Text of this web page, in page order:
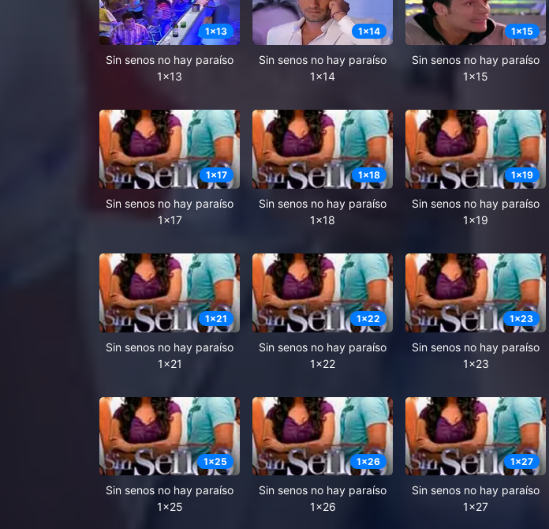
1x13
Sin senos no hay paraíso
1x13
1x14
Sin senos no hay paraíso
1x14
1x15
Sin senos no hay paraíso
1x15
1x17
Sin senos no hay paraíso
1x17
1x18
Sin senos no hay paraíso
1x18
1x19
Sin senos no hay paraíso
1x19
1x21
Sin senos no hay paraíso
1x21
1x22
Sin senos no hay paraíso
1x22
1x23
Sin senos no hay paraíso
1x23
1x25
Sin senos no hay paraíso
1x25
1x26
Sin senos no hay paraíso
1x26
1x27
Sin senos no hay paraíso
1x27